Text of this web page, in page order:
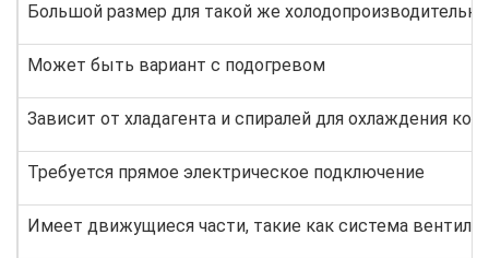
Большой размер для такой же
Может быть вариант с подогревом
Зависит от хладагента и спиралей для охлаждения
Требуется прямое электрическое подключение
Имеет движущиеся части, такие как система